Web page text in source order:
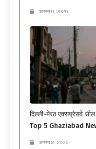
अगस्त 9, 2026
दिल्ली-मेरठ एक्सप्रेसवे
Top 5 Ghaziabad
अगस्त 8, 2026